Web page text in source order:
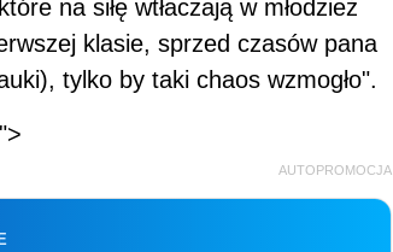
na siłę wtłaczają w młodzież
klasie, sprzed czasów pana
tylko by taki chaos wzmogło".
AUTOPROMOCJA